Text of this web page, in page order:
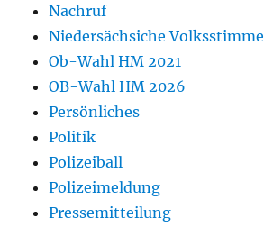
Nachruf
Niedersächsiche Volksstimme
Ob-Wahl HM 2021
OB-Wahl HM 2026
Persönliches
Politik
Polizeiball
Polizeimeldung
Pressemitteilung